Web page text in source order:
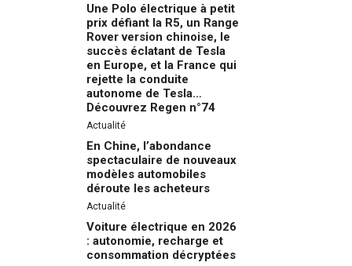
Une Polo électrique à petit
prix défiant la R5, un Range
Rover version chinoise, le
succès éclatant de Tesla
en Europe, et la France qui
rejette la conduite
autonome de Tesla…
Découvrez Regen n°74
Actualité
En Chine, l’abondance
spectaculaire de nouveaux
modèles automobiles
déroute les acheteurs
Actualité
Voiture électrique en 2026
: autonomie, recharge et
consommation décryptées